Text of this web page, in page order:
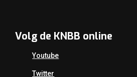
Volg de KNBB online
Youtube
Twitter